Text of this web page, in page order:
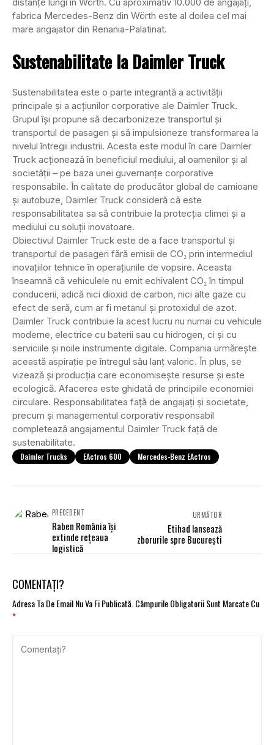
fabrica Mercedes-Benz din Wörth este al doilea cel mai
mare angajator din Renania-Palatinat.
Sustenabilitate la Daimler Truck
Sustenabilitatea este o parte integrantă a activității
principale și a acțiunilor corporative ale Daimler Truck.
Grupul își propune să decarbonizeze transportul și
transportul de pasageri și să impulsioneze transformarea la
nivelul întregii industrii. Acesta este modul în care Daimler
Truck acționează în beneficiul mediului, al oamenilor și al
societății – pe baza unei guvernanțe corporative
responsabile. În calitate de producător global de camioane
și autobuze, Daimler Truck consideră că este
responsabilitatea sa să contribuie la protecția climei și a
mediului cu soluții inovatoare.
Obiectivul Daimler Truck este de a face transportul și
transportul de pasageri fără emisii de CO₂ prin intermediul
inovațiilor tehnice în operațiunile de vopsire. Aceasta
înseamnă că vehiculele nu emit echivalent CO₂ în timpul
conducerii, adică nici dioxid de carbon, nici alte gaze cu
efect de seră, cum ar fi metanul și protoxidul de azot.
Daimler Truck contribuie la acest lucru nu numai cu vehicule
moderne, electrice cu baterii sau cu hidrogen, ci și cu
serviciile și noile instrumente digitale. Compania urmărește
această aspirație pe întregul său lanț valoric. În plus, se
vizează și producția care economisește resurse și este
ecologică. Afacerea este ghidată de principiile economiei
circulare. Responsabilitatea față de angajați și societate,
precum și managementul corporativ responsabil
completează angajamentul Daimler Truck față de
sustenabilitate.
Daimler Trucks EActros 600 Mercedes-Benz EActros
PRECEDENT
Raben România își
extinde rețeaua
logistică
URMĂTOR
Etihad lansează
zborurile spre București
COMENTAȚI?
Adresa Ta De Email Nu Va Fi Publicată. Câmpurile Obligatorii Sunt Marcate Cu
*